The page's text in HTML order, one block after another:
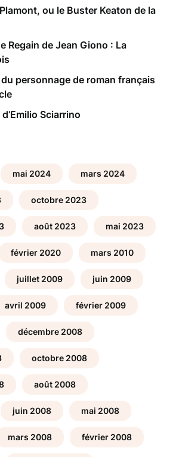
ou le Buster Keaton de la
Regain de Jean Giono : La
du personnage de roman français
Sciarrino
mai 2024 mars 2024
octobre 2023
août 2023 mai 2023
février 2020 mars 2010
juillet 2009 juin 2009
avril 2009 février 2009
décembre 2008
octobre 2008
août 2008
juin 2008 mai 2008
mars 2008 février 2008